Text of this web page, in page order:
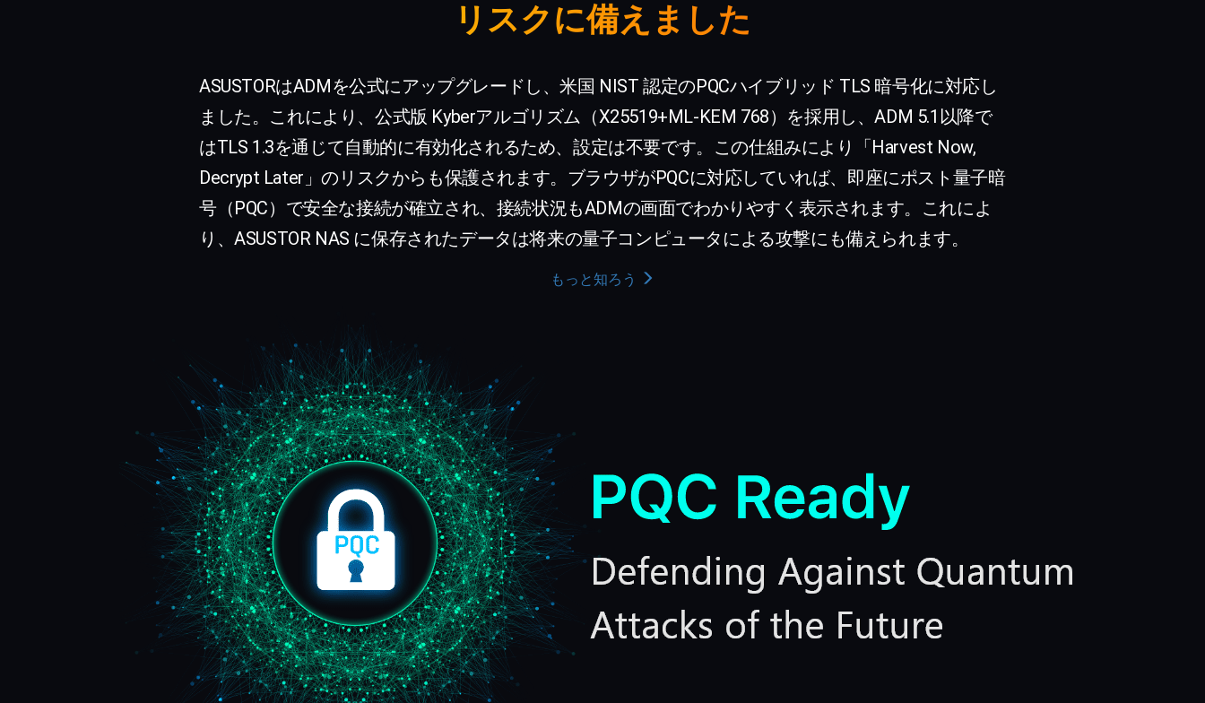
リスクに備えました
ASUSTORはADMを公式にアップグレードし、米国 NIST 認定のPQCハイブリッド TLS 暗号化に対応し
ました。これにより、公式版 Kyberアルゴリズム（X25519+ML-KEM 768）を採用し、ADM 5.1以降で
はTLS 1.3を通じて自動的に有効化されるため、設定は不要です。この仕組みにより「Harvest Now,
Decrypt Later」のリスクからも保護されます。ブラウザがPQCに対応していれば、即座にポスト量子暗
号（PQC）で安全な接続が確立され、接続状況もADMの画面でわかりやすく表示されます。これによ
り、ASUSTOR NAS に保存されたデータは将来の量子コンピュータによる攻撃にも備えられます。
もっと知ろう